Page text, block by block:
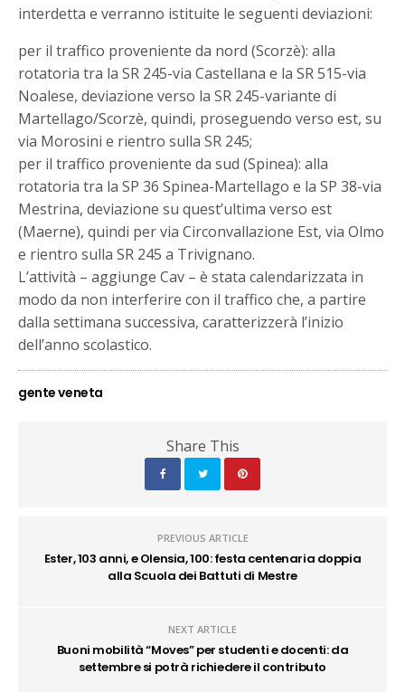
interdetta e verranno istituite le seguenti deviazioni:
per il traffico proveniente da nord (Scorzè): alla
rotatoria tra la SR 245-via Castellana e la SR 515-via
Noalese, deviazione verso la SR 245-variante di
Martellago/Scorzè, quindi, proseguendo verso est, su
via Morosini e rientro sulla SR 245;
per il traffico proveniente da sud (Spinea): alla
rotatoria tra la SP 36 Spinea-Martellago e la SP 38-via
Mestrina, deviazione su quest’ultima verso est
(Maerne), quindi per via Circonvallazione Est, via Olmo
e rientro sulla SR 245 a Trivignano.
L’attività – aggiunge Cav – è stata calendarizzata in
modo da non interferire con il traffico che, a partire
dalla settimana successiva, caratterizzerà l’inizio
dell’anno scolastico.
gente veneta
Share This
PREVIOUS ARTICLE
Ester, 103 anni, e Olensia, 100: festa centenaria doppia
alla Scuola dei Battuti di Mestre
NEXT ARTICLE
Buoni mobilità “Moves” per studenti e docenti: da
settembre si potrà richiedere il contributo